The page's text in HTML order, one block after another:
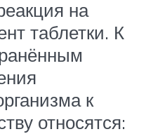
на
таблетки. К
к
относятся: